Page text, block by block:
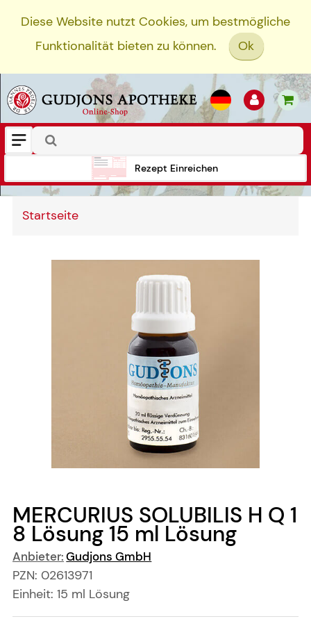
Diese Website nutzt Cookies, um bestmögliche
Funktionalität bieten zu können.
Ok
Rezept Einreichen
Startseite
MERCURIUS SOLUBILIS H Q 1
8 Lösung 15 ml Lösung
Anbieter:Gudjons GmbH
PZN: 02613971
Einheit: 15 ml Lösung